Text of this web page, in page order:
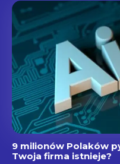
9 milionów Polaków
Twoja firma istnieje?